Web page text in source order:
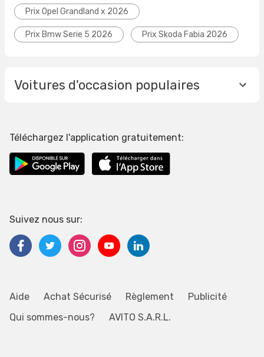
Prix Opel Grandland x 2026
Prix Bmw Serie 5 2026 Prix Skoda Fabia 2026
Voitures d'occasion populaires
Aide Achat Sécurisé Règlement
Publicité
Qui sommes-nous?
AVITO S.A.R.L.
Téléchargez l'application gratuitement:
Suivez nous sur: